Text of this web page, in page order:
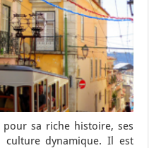
sa riche histoire, ses
culture dynamique. Il est